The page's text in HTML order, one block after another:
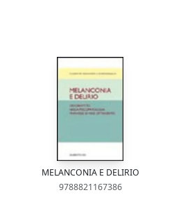
MELANCONIA E DELIRIO
9788821167386